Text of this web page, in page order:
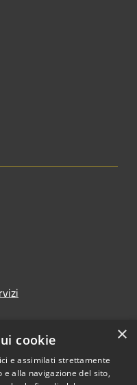
Copyright © 2026 • Comune di
Treviglio • Powered by
×
cookie
e assimilati strettamente
alla navigazione del sito,